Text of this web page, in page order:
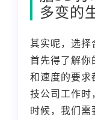
多变的
其实呢，选择
首先得了解你
和速度的要求
技公司工作时
时候，我们